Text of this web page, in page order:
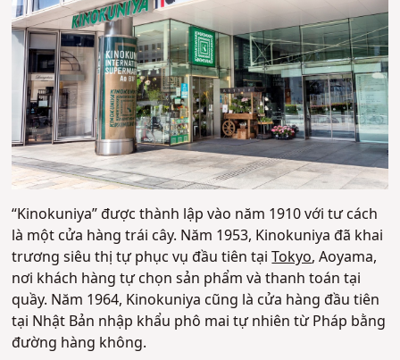
“Kinokuniya” được thành lập vào năm 1910 với tư cách
là một cửa hàng trái cây. Năm 1953, Kinokuniya đã khai
trương siêu thị tự phục vụ đầu tiên tạiTokyo, Aoyama,
nơi khách hàng tự chọn sản phẩm và thanh toán tại
quầy. Năm 1964, Kinokuniya cũng là cửa hàng đầu tiên
tại Nhật Bản nhập khẩu phô mai tự nhiên từ Pháp bằng
đường hàng không.